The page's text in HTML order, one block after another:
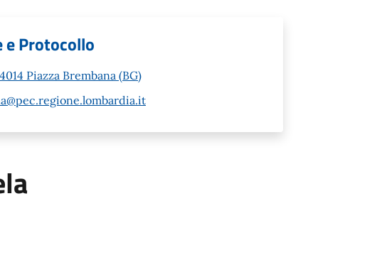
e Protocollo
Piazza Brembana (BG)